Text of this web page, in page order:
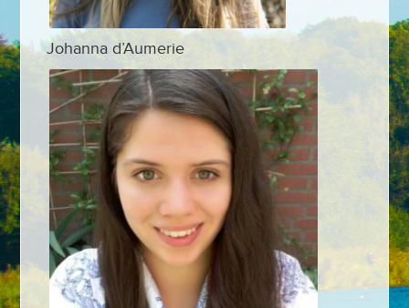
Johanna d’Aumerie